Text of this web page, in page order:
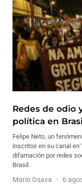
Redes de odio
política en
Felipe Neto, un
inscritos en su canal en
difamación por redes
Brasil.
Mario Osava 6